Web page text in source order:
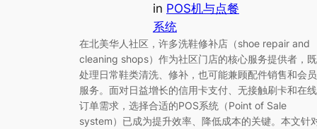
in POS机与点餐
系统
在北美华人社区，许多洗鞋修补店（shoe repair and
cleaning shops）作为社区门店的核心服务提供者，既
处理日常鞋类清洗、修补，也可能兼顾配件销售和会员
服务。面对日益增长的信用卡支付、无接触刷卡和在线
订单需求，选择合适的POS系统（Point of Sale
system）已成为提升效率、降低成本的关键。本文针